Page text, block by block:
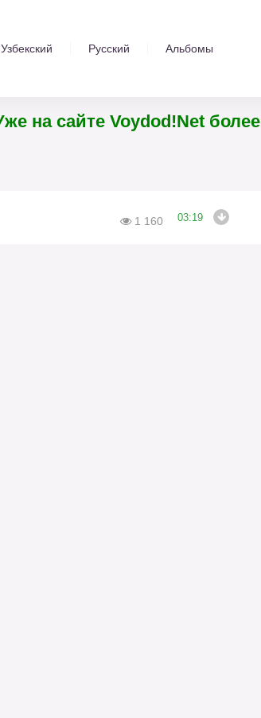
Узбекский Русский Альбомы
Уже на сайте Voydod!Net
1 160 03:19